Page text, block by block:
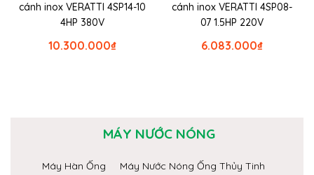
cánh inox VERATTI 4SP14-10
4HP 380V
₫
10.300.000
cánh inox VERATTI 4SP08-
07 1.5HP 220V
₫
6.083.000
MÁY NƯỚC NÓNG
Máy Hàn Ống
Máy Nước Nóng Ống Thủy Tinh